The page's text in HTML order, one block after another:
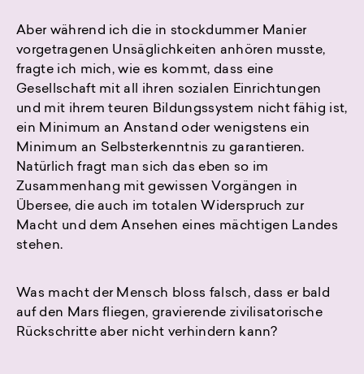
Aber während ich die in stockdummer Manier
vorgetragenen Unsäglichkeiten anhören musste,
fragte ich mich, wie es kommt, dass eine
Gesellschaft mit all ihren sozialen Einrichtungen
und mit ihrem teuren Bildungssystem nicht fähig ist,
ein Minimum an Anstand oder wenigstens ein
Minimum an Selbsterkenntnis zu garantieren.
Natürlich fragt man sich das eben so im
Zusammenhang mit gewissen Vorgängen in
Übersee, die auch im totalen Widerspruch zur
Macht und dem Ansehen eines mächtigen Landes
stehen.
Was macht der Mensch bloss falsch, dass er bald
auf den Mars fliegen, gravierende zivilisatorische
Rückschritte aber nicht verhindern kann?